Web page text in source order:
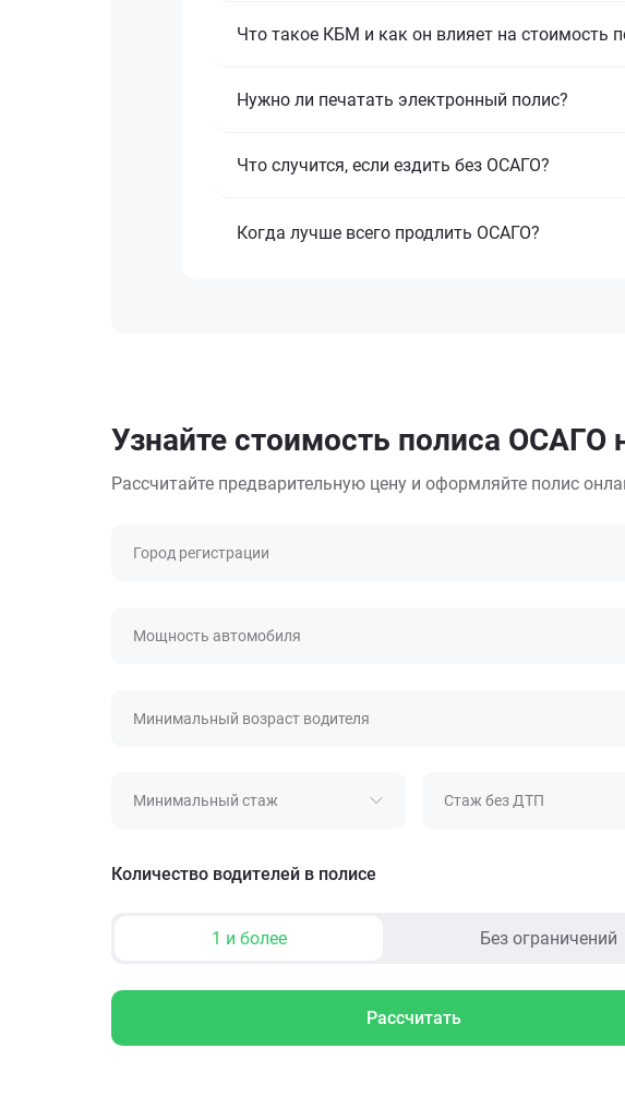
Что такое КБМ и как он влияет на стоимость
Нужно ли печатать электронный полис?
Что случится, если ездить без ОСАГО?
Когда лучше всего продлить ОСАГО?
Узнайте стоимость полиса ОСАГО
Рассчитайте предварительную цену и оформляйте полис
Город регистрации
Мощность автомобиля
Минимальный возраст водителя
Минимальный стаж Стаж без ДТП
Количество водителей в полисе
1 и более Без ограничений
Рассчитать